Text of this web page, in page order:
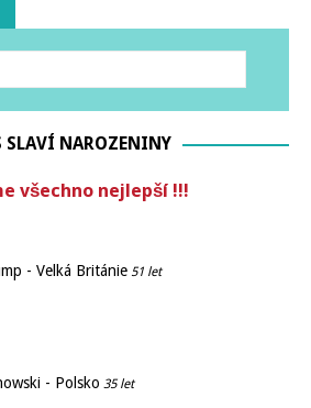
SLAVÍ NAROZENINY
všechno nejlepší !!!
- Velká Británie51 let
- Polsko 35 let